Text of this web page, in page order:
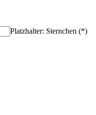
Platzhalter: Sternchen (*)